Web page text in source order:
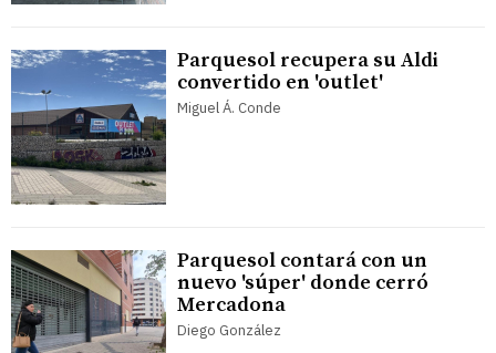
Parquesol recupera su Aldi
convertido en 'outlet'
Miguel Á. Conde
Parquesol contará con un
nuevo 'súper' donde cerró
Mercadona
Diego González